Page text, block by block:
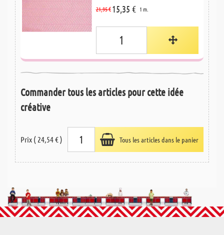
21,95 € 15,35 € 1 m.
Commander tous les articles pour cette idée
créative
Prix ( 24,54 € ) Tous les articles dans le panier